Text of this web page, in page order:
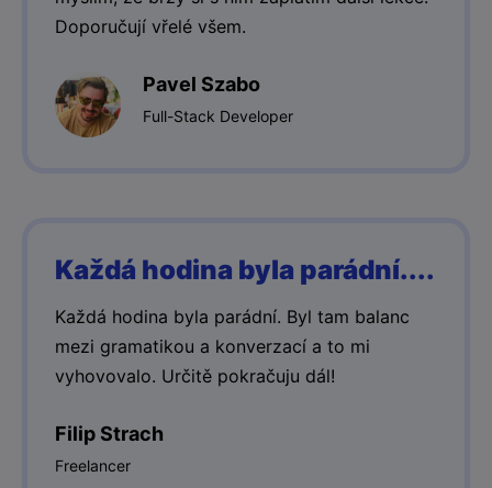
Doporučují vřelé všem.
Pavel Szabo
Full-Stack Developer
Každá hodina byla parádní....
Každá hodina byla parádní. Byl tam balanc
mezi gramatikou a konverzací a to mi
vyhovovalo. Určitě pokračuju dál!
Filip Strach
Freelancer